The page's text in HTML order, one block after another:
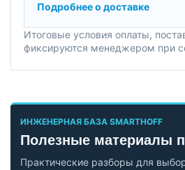
Подробнее о доставке
Итоговые условия оплаты,
фиксируются менеджером при
ИНЖЕНЕРНАЯ БАЗА SMARTHOFF
Полезные материалы
Практические разборы для